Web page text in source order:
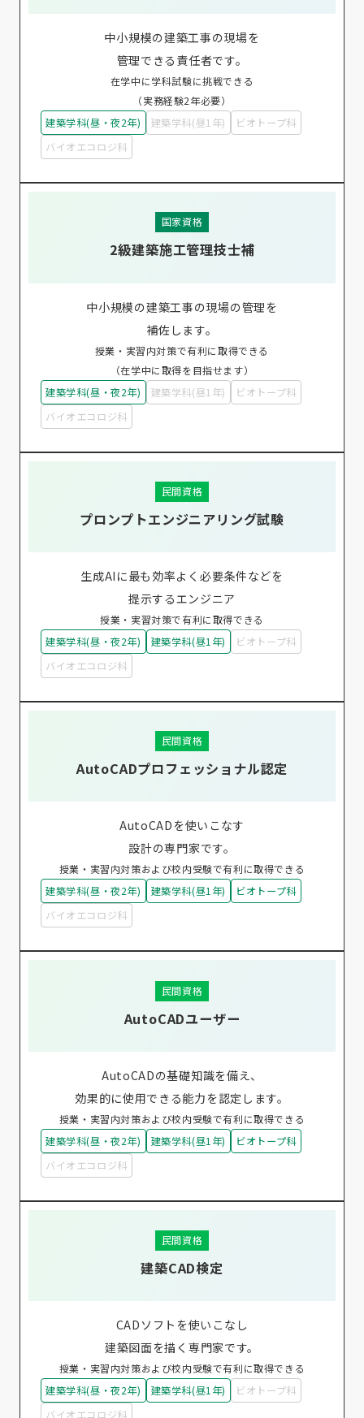
中小規模の建築工事の現場を
管理できる責任者です。
在学中に学科試験に挑戦できる
（実務経験2年必要）
建築学科(昼・夜2年) 建築学科(昼1年)
ビオトープ科
バイオエコロジ科
国家資格
2級建築施工管理技士補
中小規模の建築工事の現場の管理を
補佐します。
授業・実習内対策で有利に取得できる
（在学中に取得を目指せます）
建築学科(昼・夜2年) 建築学科(昼1年)
ビオトープ科
バイオエコロジ科
民間資格
プロンプトエンジニアリング試験
生成AIに最も効率よく必要条件などを
提示するエンジニア
授業・実習対策で有利に取得できる
建築学科(昼・夜2年) 建築学科(昼1年)
ビオトープ科
バイオエコロジ科
民間資格
AutoCADプロフェッショナル認定
AutoCADを使いこなす
設計の専門家です。
授業・実習内対策および校内受験で有利に取得できる
建築学科(昼・夜2年) 建築学科(昼1年)
ビオトープ科
バイオエコロジ科
民間資格
AutoCADユーザー
AutoCADの基礎知識を備え、
効果的に使用できる能力を認定します。
授業・実習内対策および校内受験で有利に取得できる
建築学科(昼・夜2年) 建築学科(昼1年)
ビオトープ科
バイオエコロジ科
民間資格
建築CAD検定
CADソフトを使いこなし
建築図面を描く専門家です。
授業・実習内対策および校内受験で有利に取得できる
建築学科(昼・夜2年) 建築学科(昼1年)
ビオトープ科
バイオエコロジ科